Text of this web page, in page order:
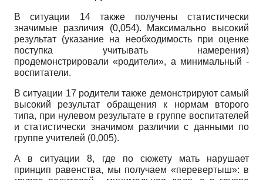
В ситуации 14 также получены статистически
значимые различия (0,054). Максимально высокий
результат (указание на необходимость при оценке
поступка учитывать намерения)
продемонстрировали «родители», а минимальный -
воспитатели.
В ситуации 17 родители также демонстрируют самый
высокий результат обращения к нормам второго
типа, при нулевом результате в группе воспитателей
и статистически значимом различии с данными по
группе учителей (0,005).
А в ситуации 8, где по сюжету мать нарушает
принцип равенства, мы получаем «перевертыш»: в